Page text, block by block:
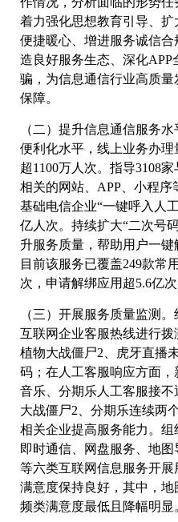
着力强化思想教育引导、
便捷暖心、增进服务诚信
造良好服务生态、深化
骗，为信息通信行业高质
保障。
（二）提升信息通信服务
便利化水平，线上业务办
超1100万人次。指导3108
相关的网站、APP、小程序
基础电信企业“一键呼入人
亿人次。持续扩大“二次号
升服务质量，帮助用户一键
目前该服务已覆盖249款常
次，申请解绑应用超5.6亿次
（三）开展服务质量监测
互联网企业客服热线进行拨
植物大战僵尸2、虎牙直播
码；在人工客服响应方面
音乐、分期乐人工客服接
大战僵尸2、分期乐连续两
相关企业提高服务能力。组
即时通信、网盘服务、地
等六类互联网信息服务开
满意度保持良好，其中，
频类满意度最低且降幅明显